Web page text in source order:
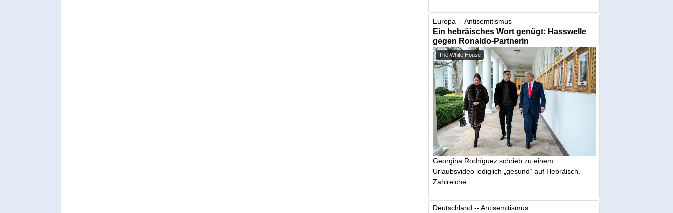
Europa -- Antisemitismus
Ein hebräisches Wort genügt: Hasswelle
gegen Ronaldo-Partnerin
The White House
Georgina Rodríguez schrieb zu einem
Urlaubsvideo lediglich „gesund“ auf Hebräisch.
Zahlreiche ...
Deutschland -- Antisemitismus